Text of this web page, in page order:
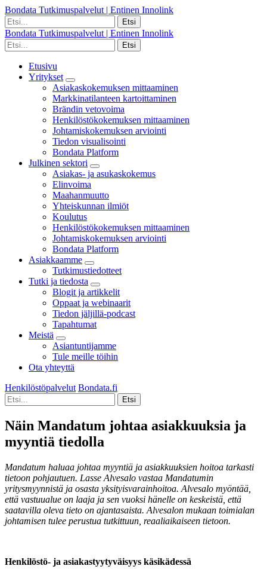
Bondata Tutkimuspalvelut | Entinen Innolink
Bondata Tutkimuspalvelut | Entinen Innolink
Etusivu
Yritykset
Asiakaskokemuksen mittaaminen
Markkinatilanteen kartoittaminen
Brändin vetovoima
Henkilöstökokemuksen mittaaminen
Johtamiskokemuksen arviointi
Tiedon visualisointi
Bondata Platform
Julkinen sektori
Asiakas- ja asukaskokemus
Elinvoima
Maahanmuutto
Yhteiskunnan ilmiöt
Koulutus
Henkilöstökokemuksen mittaaminen
Johtamiskokemuksen arviointi
Bondata Platform
Asiakkaamme
Tutkimustiedotteet
Tutki ja tiedosta
Blogit ja artikkelit
Oppaat ja webinaarit
Tiedon jäljillä-podcast
Tapahtumat
Meistä
Asiantuntijamme
Tule meille töihin
Ota yhteyttä
Henkilöstöpalvelut Bondata.fi
Näin Mandatum johtaa asiakkuuksia ja
myyntiä tiedolla
Mandatum haluaa johtaa myyntiä ja asiakkuuksien hoitoa tarkasti
tietoon pohjautuen. Lasse Alvesalo vastaa Mandatumin
yritysmyynnistä ja osasta yksityisvarainhoitoa. Alvesalo myöntää,
että vastuualue on laaja ja sen vuoksi hänelle on keskeistä, että
saatavilla oleva tieto on ajantasaista. Alvesalon mukaan toimialan
johtamisen tulee perustua tutkittuun, reaaliaikaiseen tietoon.
Henkilöstö- ja asiakastyytyväisyys käsikädessä